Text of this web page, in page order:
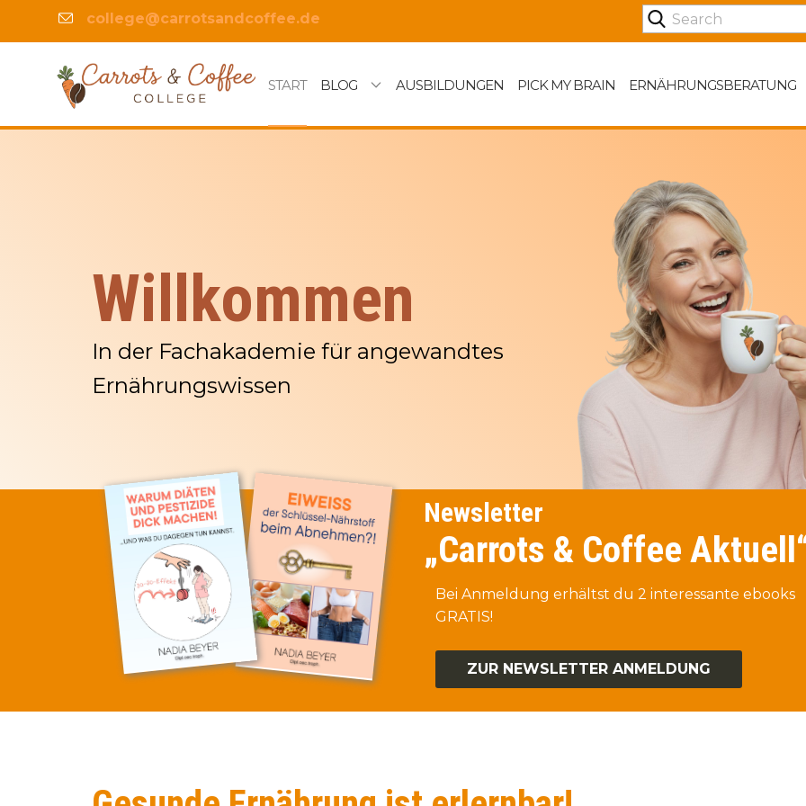
college@carrotsandcoffee.de
START BLOG AUSBILDUNGEN PICK MY BRAIN ERNÄHRUNGSBERATUNG
In der Fachakademie für angewandtes
Ernährungswissen
Willkommen
Newsletter
„Carrots & Coffee
Bei Anmeldung erhältst du 2 interessante ebooks
GRATIS!
ZUR NEWSLETTER ANMELDUNG